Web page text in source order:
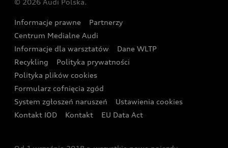
Wyszukaj najbliższego Partnera Audi
Oferta dla przedsiębiorców
Oferta dla klientów prywatnych
Kalkulator rat
Ubezpieczenie
Zasięg
Gwarancja
Akcje serwisowe Audi
Katalog online akcesoriów
Audi i Muzeum Sztuki Nowoczesnej w Warszawie
Audi driving experience
Audi quattro Cup
Audi i Puchar Świata w Skokach Narciarskich w
Zakopanem
© 2026 Audi Polska.
Informacje prawne
Partnerzy
Centrum Medialne Audi
Informacje dla warsztatów
Dane WLTP
Recykling
Polityka prywatności
Polityka plików cookies
Formularz cofnięcia zgód
System zgłoszeń naruszeń
Ustawienia cookies
Kontakt IOD
Kontakt EU Data Act